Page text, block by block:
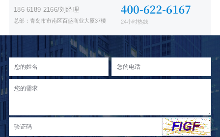
186 6189 2166/刘经理
总部：青岛市市南区百盛商业大厦37楼 24小时热线